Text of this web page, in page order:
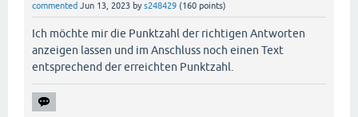
commented Jun 13, 2023 bys248429 (160 points)
Ich möchte mir die Punktzahl der richtigen Antworten
anzeigen lassen und im Anschluss noch einen Text
entsprechend der erreichten Punktzahl.